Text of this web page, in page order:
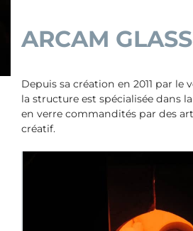
ARCAM GLASS
Depuis sa création en 2011 par le
la structure est spécialisée dans
en verre commandités par des
créatif.